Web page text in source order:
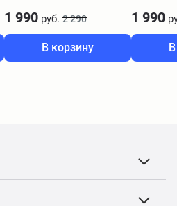
1 990 руб. 2 290
В корзину
1 990